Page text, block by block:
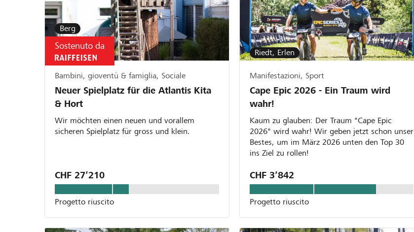
Berg
Sostenuto da
Bambini, gioventù & famiglia, Sociale
Neuer Spielplatz für die Atlantis Kita
& Hort
Wir möchten einen neuen und vorallem
sicheren Spielplatz für gross und klein.
CHF 27’210
Progetto riuscito
Riedt, Erlen
Manifestazioni, Sport
Cape Epic 2026 - Ein Traum wird
wahr!
Kaum zu glauben: Der Traum "Cape Epic
2026" wird wahr! Wir geben jetzt schon unser
Bestes, um im März 2026 unten den Top 30
ins Ziel zu rollen!
CHF 3’842
Progetto riuscito